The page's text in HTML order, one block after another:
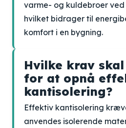
varme- og kuldebroer
hvilket bidrager til
komfort i en bygning.
Hvilke krav
for at opnå
kantisolering?
Effektiv kantisolering
anvendes isolerende